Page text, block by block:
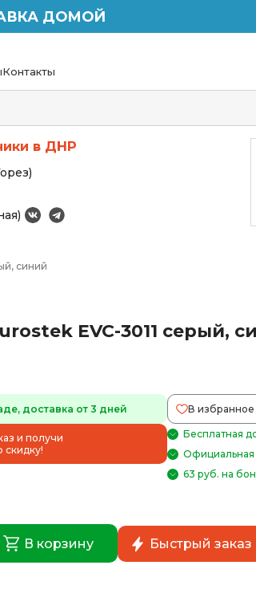
ДОМОЙ
Контакты
в ДНР
синий
EVC-3011 серый,
доставка от 3 дней В избранное
и получи
скидку!
Бесплатная
Официальная
63 руб. на
В корзину Быстрый заказ